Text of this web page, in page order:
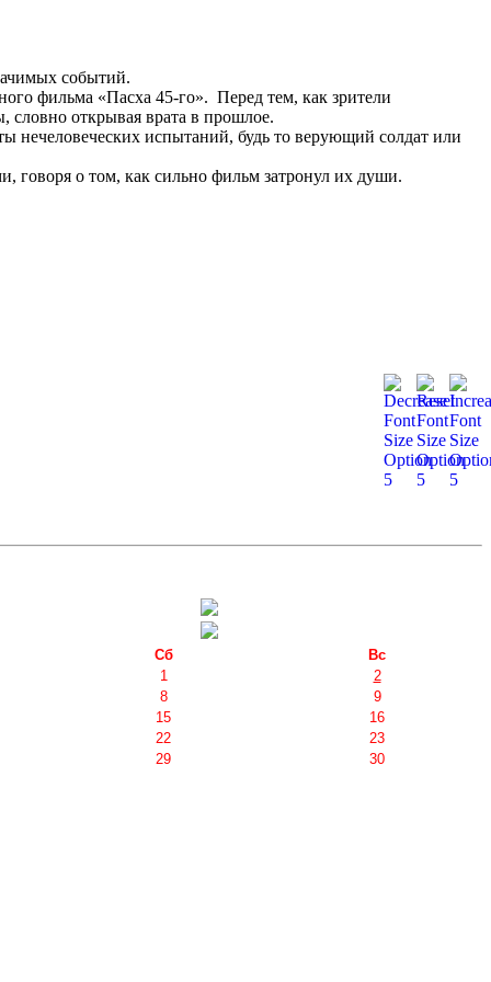
событий.
фильма «Пасха 45-го». Перед тем, как зрители
словно открывая врата в прошлое.
нечеловеческих испытаний, будь то верующий солдат или
говоря о том, как сильно фильм затронул их души.
Сб
Вс
1
2
8
9
15
16
22
23
29
30